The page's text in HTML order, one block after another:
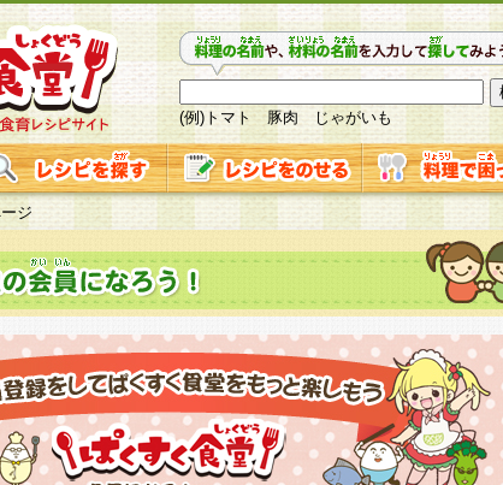
(例)トマト 豚肉 じゃがいも
ジ